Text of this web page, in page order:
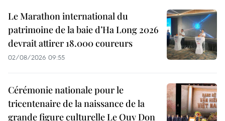
Le Marathon international du
patrimoine de la baie d’Ha Long 2026
devrait attirer 18.000 coureurs
02/08/2026 09:55
Cérémonie nationale pour le
tricentenaire de la naissance de la
grande figure culturelle Le Quy Don